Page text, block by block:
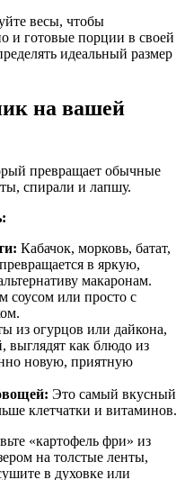
весы, чтобы
и готовые порции в своей
идеальный размер
на вашей
превращает обычные
спирали и лапшу.
Кабачок, морковь, батат,
в яркую,
макаронам.
соусом или просто с
из огурцов или дайкона,
выглядят как блюдо из
новую, приятную
Это самый вкусный
клетчатки и витаминов.
«картофель фри» из
на толстые ленты,
в духовке или